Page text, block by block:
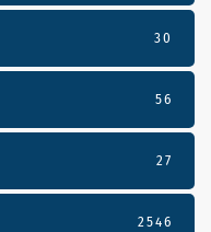
30
56
27
2546